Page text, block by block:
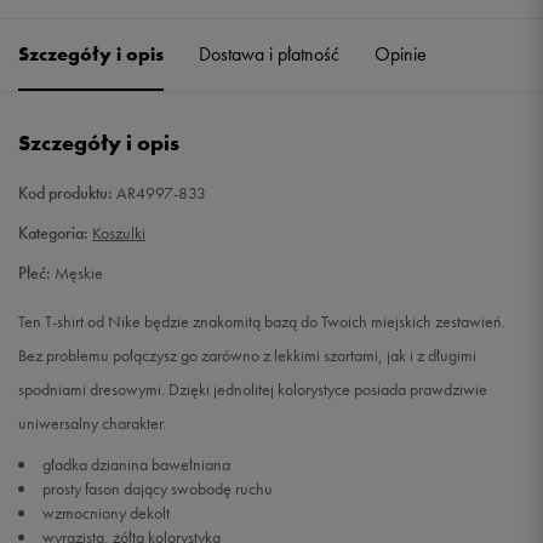
M Powiadom o dostępności
XXL Powiadom o dostępności
Szczegóły i opis Dostawa i płatność Opinie
Szczegóły i opis
Kod produktu: AR4997-833
Kategoria: Koszulki
Płeć: Męskie
Ten T-shirt od Nike będzie znakomitą bazą do Twoich miejskich zestawień.
Bez problemu połączysz go zarówno z lekkimi szortami, jak i z długimi
spodniami dresowymi. Dzięki jednolitej kolorystyce posiada prawdziwie
uniwersalny charakter.
gładka dzianina bawełniana
prosty fason dający swobodę ruchu
wzmocniony dekolt
wyrazista, żółta kolorystyka